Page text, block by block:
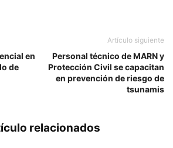
en
de
Artículo siguiente
Personal técnico de MARN y
Protección Civil se capacitan
en prevención de riesgo de
tsunamis
relacionados